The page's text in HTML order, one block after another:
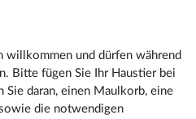
willkommen und dürfen während
Bitte fügen Sie Ihr Haustier bei
Sie daran, einen Maulkorb, eine
die notwendigen